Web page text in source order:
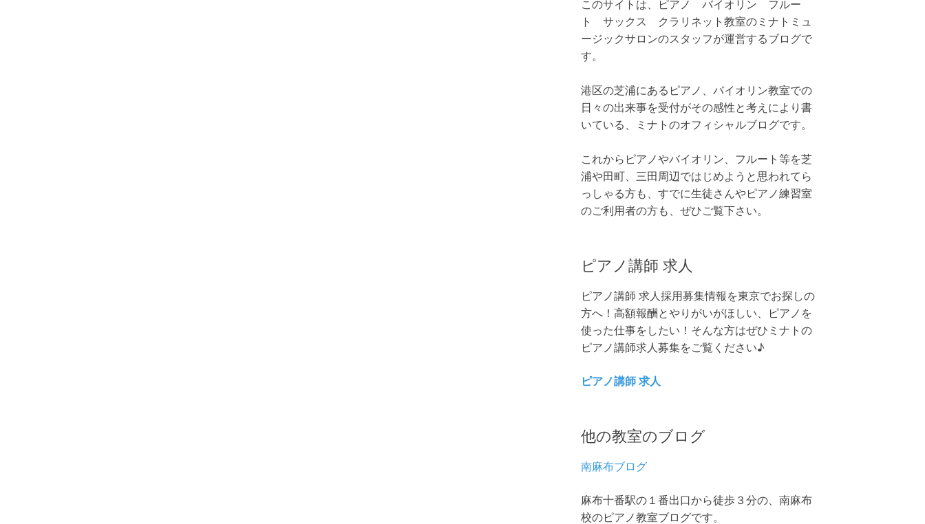
このサイトは、ピアノ バイオリン フルー
ト サックス クラリネット教室のミナトミュ
ージックサロンのスタッフが運営するブログで
す。
港区の芝浦にあるピアノ、バイオリン教室での
日々の出来事を受付がその感性と考えにより書
いている、ミナトのオフィシャルブログです。
これからピアノやバイオリン、フルート等を芝
浦や田町、三田周辺ではじめようと思われてら
っしゃる方も、すでに生徒さんやピアノ練習室
のご利用者の方も、ぜひご覧下さい。
ピアノ講師 求人
ピアノ講師 求人採用募集情報を東京でお探しの
方へ！高額報酬とやりがいがほしい、ピアノを
使った仕事をしたい！そんな方はぜひミナトの
ピアノ講師求人募集をご覧ください♪
ピアノ講師 求人
他の教室のブログ
南麻布ブログ
麻布十番駅の１番出口から徒歩３分の、南麻布
校のピアノ教室ブログです。